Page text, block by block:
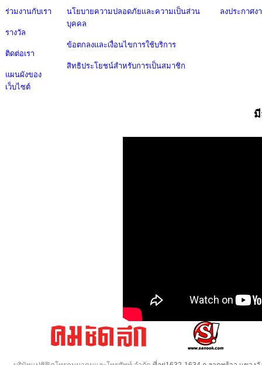
ร่วมงานกับเรา
รางวัล
ติดต่อเรา
แผนผังของ
เว็บไซต์
นโยบายความปลอดภัยและความเป็นส่วน
บุคคล
ข้อตกลงและเงื่อนไขการใช้บริการ
สิทธิประโยชน์สำหรับการเป็นสมาชิก
ลงประกาศง